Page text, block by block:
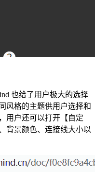
也给了用户极大的选择
风格的主题供用户选择和
用户还可以打开【自定
背景颜色、连接线大小以